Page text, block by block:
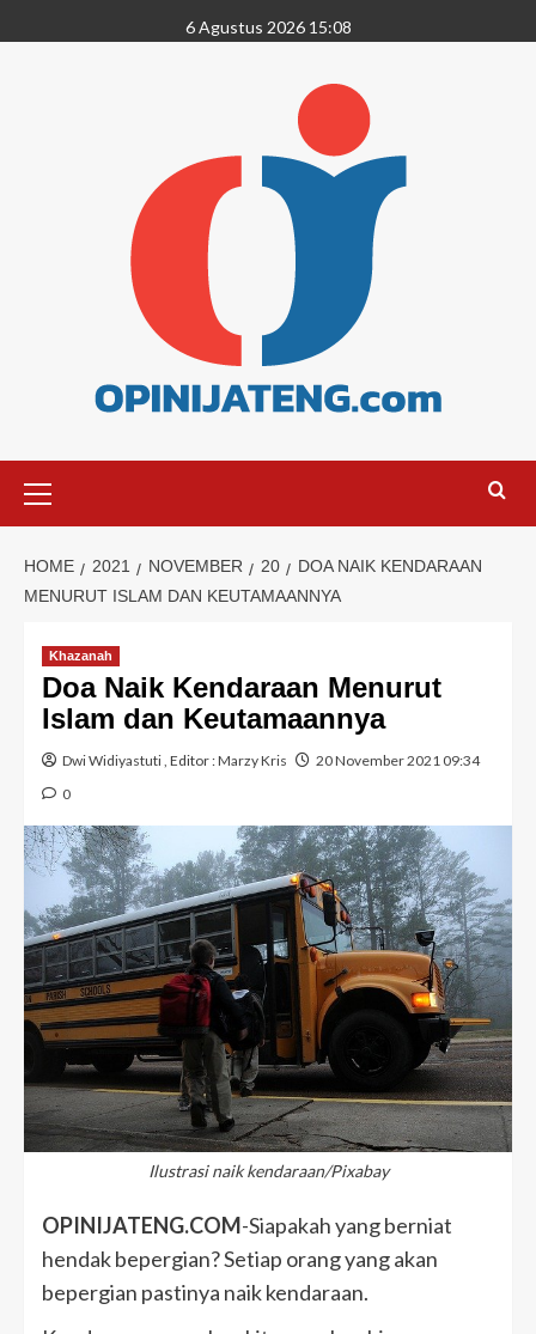
6 Agustus 2026 15:08
HOME 2021 NOVEMBER 20
DOA NAIK KENDARAAN
MENURUT ISLAM DAN KEUTAMAANNYA
Khazanah
Doa Naik Kendaraan Menurut
Islam dan Keutamaannya
Dwi Widiyastuti, Editor :Marzy Kris
20 November 2021 09:34
0
Ilustrasi naik kendaraan/Pixabay
OPINIJATENG.COM-Siapakah yang berniat
hendak bepergian? Setiap orang yang akan
bepergian pastinya naik kendaraan.